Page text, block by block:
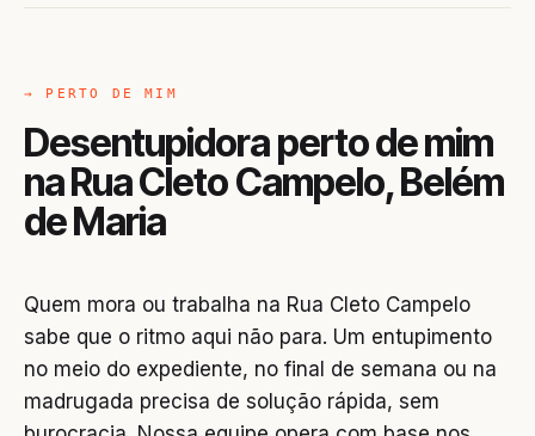
→ PERTO DE MIM
Desentupidora perto de mim
na Rua Cleto Campelo, Belém
de Maria
Quem mora ou trabalha na Rua Cleto Campelo
sabe que o ritmo aqui não para. Um entupimento
no meio do expediente, no final de semana ou na
madrugada precisa de solução rápida, sem